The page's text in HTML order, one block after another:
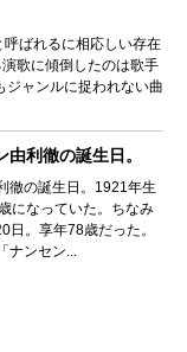
呼ばれるに相応しい存在
歌に傾倒したのは歌手
ジャンルに捉われない曲
利徹の誕生日。
徹の誕生日。1921年生
になっていた。ちなみ
日。享年78歳だった。
ナンセン...